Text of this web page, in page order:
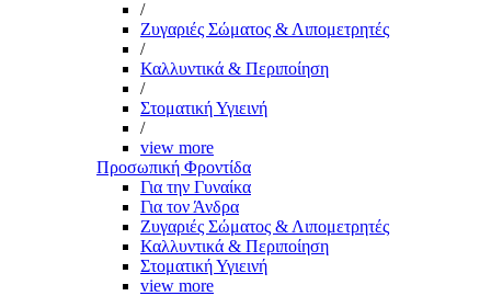
/
Ζυγαριές Σώματος & Λιπομετρητές
/
Καλλυντικά & Περιποίηση
/
Στοματική Υγιεινή
/
view more
Προσωπική Φροντίδα
Για την Γυναίκα
Για τον Άνδρα
Ζυγαριές Σώματος & Λιπομετρητές
Καλλυντικά & Περιποίηση
Στοματική Υγιεινή
view more